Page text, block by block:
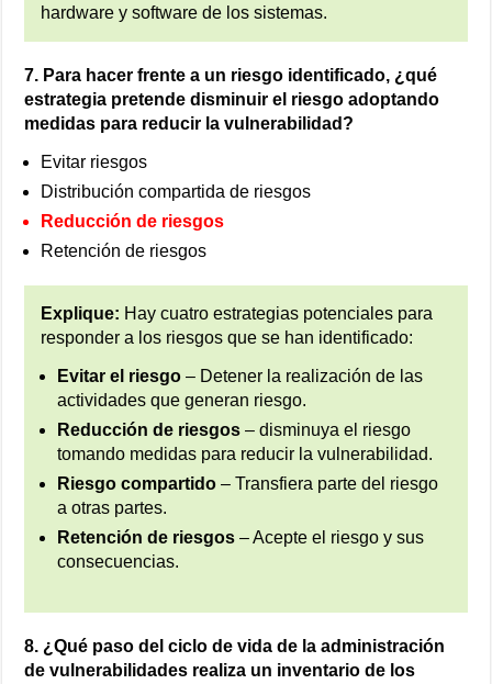
hardware y software de los sistemas.
7. Para hacer frente a un riesgo identificado, ¿qué
estrategia pretende disminuir el riesgo adoptando
medidas para reducir la vulnerabilidad?
Evitar riesgos
Distribución compartida de riesgos
Reducción de riesgos
Retención de riesgos
Explique: Hay cuatro estrategias potenciales para
responder a los riesgos que se han identificado:
Evitar el riesgo – Detener la realización de las
actividades que generan riesgo.
Reducción de riesgos – disminuya el riesgo
tomando medidas para reducir la vulnerabilidad.
Riesgo compartido – Transfiera parte del riesgo
a otras partes.
Retención de riesgos – Acepte el riesgo y sus
consecuencias.
8. ¿Qué paso del ciclo de vida de la administración
de vulnerabilidades realiza un inventario de los